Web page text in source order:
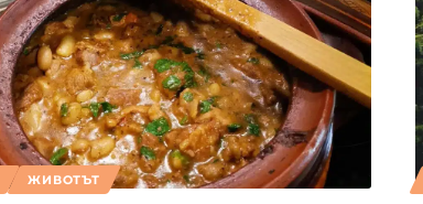
ЖИВОТЪТ